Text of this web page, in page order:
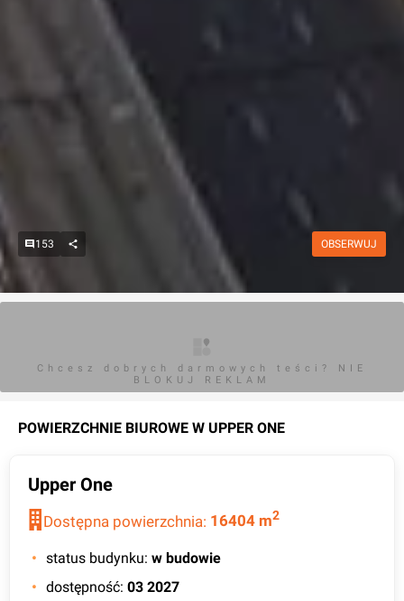
153 OBSERWUJ
Chcesz dobrych darmowych teści? NIE
BLOKUJ REKLAM
POWIERZCHNIE BIUROWE W UPPER ONE
Upper One
Dostępna powierzchnia: 16404 m2
status budynku: w budowie
dostępność: 03 2027